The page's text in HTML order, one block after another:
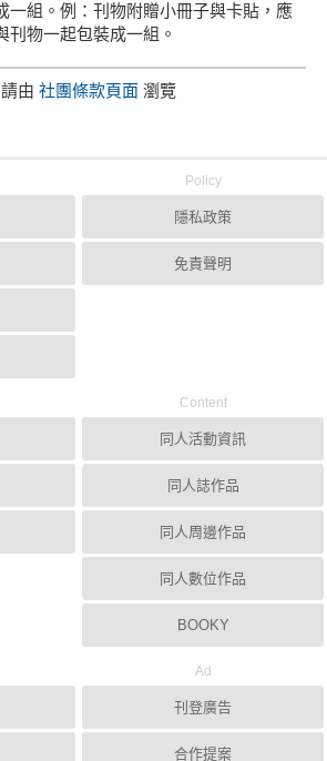
一組。例：刊物附贈小冊子與卡貼，應
刊物一起包裝成一組。
請由社團條款頁面 瀏覽
Policy
隱私政策
免責聲明
Content
同人活動資訊
同人誌作品
同人周邊作品
同人數位作品
BOOKY
Ad
刊登廣告
合作提案